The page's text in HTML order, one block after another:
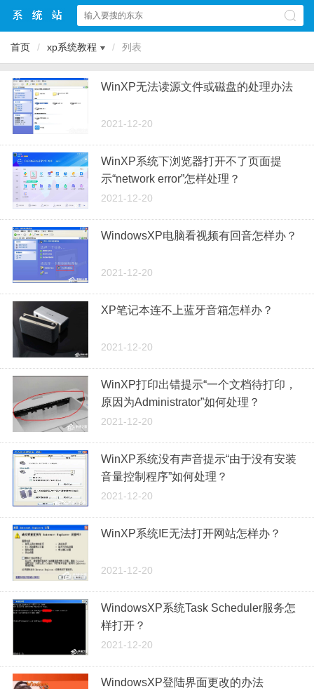
首页 / xp系统教程 / 列表
WinXP无法读源文件或磁盘的处理办法
2021-12-20
WinXP系统下浏览器打开不了页面提
示“network error”怎样处理？
2021-12-20
WindowsXP电脑看视频有回音怎样办？
2021-12-20
XP笔记本连不上蓝牙音箱怎样办？
2021-12-20
WinXP打印出错提示“一个文档待打印，
原因为Administrator”如何处理？
2021-12-20
WinXP系统没有声音提示“由于没有安装
音量控制程序”如何处理？
2021-12-20
WinXP系统IE无法打开网站怎样办？
2021-12-20
WindowsXP系统Task Scheduler服务怎
样打开？
2021-12-20
WindowsXP登陆界面更改的办法